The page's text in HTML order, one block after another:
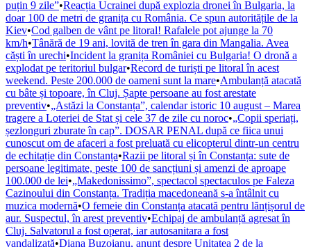
puțin 9 zile”•Reacția Ucrainei după explozia dronei în Bulgaria, la
doar 100 de metri de granița cu România. Ce spun autoritățile de la
Kiev•Cod galben de vânt pe litoral! Rafalele pot ajunge la 70
km/h•Tânără de 19 ani, lovită de tren în gara din Mangalia. Avea
căști în urechi•Incident la granița României cu Bulgaria! O dronă a
explodat pe teritoriul bulgar•Record de turiști pe litoral în acest
weekend. Peste 200.000 de oameni sunt la mare•Ambulanță atacată
cu bâte și topoare, în Cluj. Șapte persoane au fost arestate
preventiv•„Astăzi la Constanța”, calendar istoric 10 august – Marea
tragere a Loteriei de Stat și cele 37 de zile cu noroc•„Copii speriați,
șezlonguri zburate în cap”. DOSAR PENAL după ce fiica unui
cunoscut om de afaceri a fost preluată cu elicopterul dintr-un centru
de echitație din Constanța•Razii pe litoral și în Constanța: sute de
persoane legitimate, peste 100 de sancțiuni și amenzi de aproape
100.000 de lei•„Makedonissimo”, spectacol spectaculos pe Faleza
Cazinoului din Constanța. Tradiția macedoneană s-a întâlnit cu
muzica modernă•O femeie din Constanța atacată pentru lănțișorul de
aur. Suspectul, în arest preventiv•Echipaj de ambulanță agresat în
Cluj. Salvatorul a fost operat, iar autosanitara a fost
vandalizată•Diana Buzoianu, anunț despre Unitatea 2 de la